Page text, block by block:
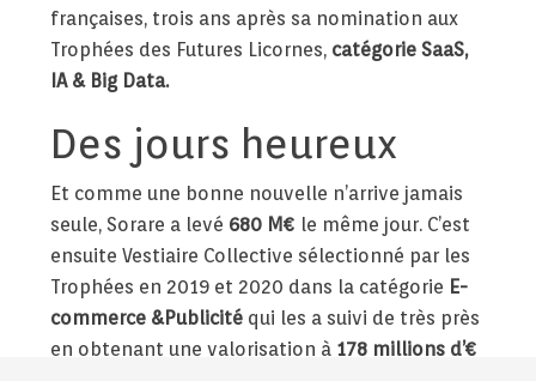
françaises, trois ans après sa nomination aux
Trophées des Futures Licornes, catégorie SaaS,
IA & Big Data.
Des jours heureux
Et comme une bonne nouvelle n’arrive jamais
seule, Sorare a levé 680 M€ le même jour. C’est
ensuite Vestiaire Collective sélectionné par les
Trophées en 2019 et 2020 dans la catégorie E-
commerce &Publicité qui les a suivi de très près
en obtenant une valorisation à 178 millions d’€